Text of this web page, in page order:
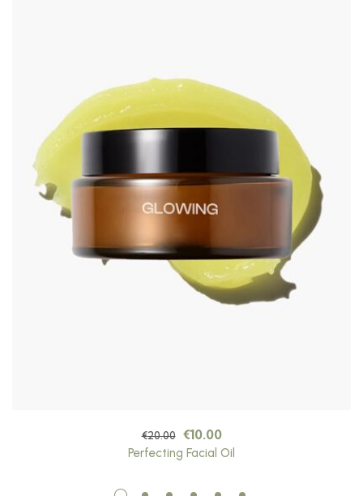
€20.00 €10.00
Perfecting Facial Oil